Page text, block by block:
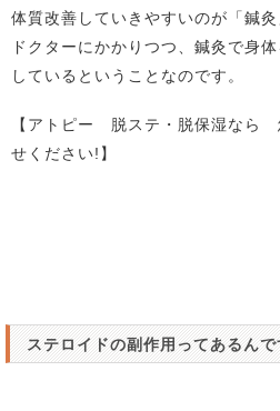
体質改善していきやすいのが「鍼
ドクターにかかりつつ、鍼灸で身
しているということなのです。
【アトピー 脱ステ・脱保湿なら
せください!】
ステロイドの副作用ってあるん